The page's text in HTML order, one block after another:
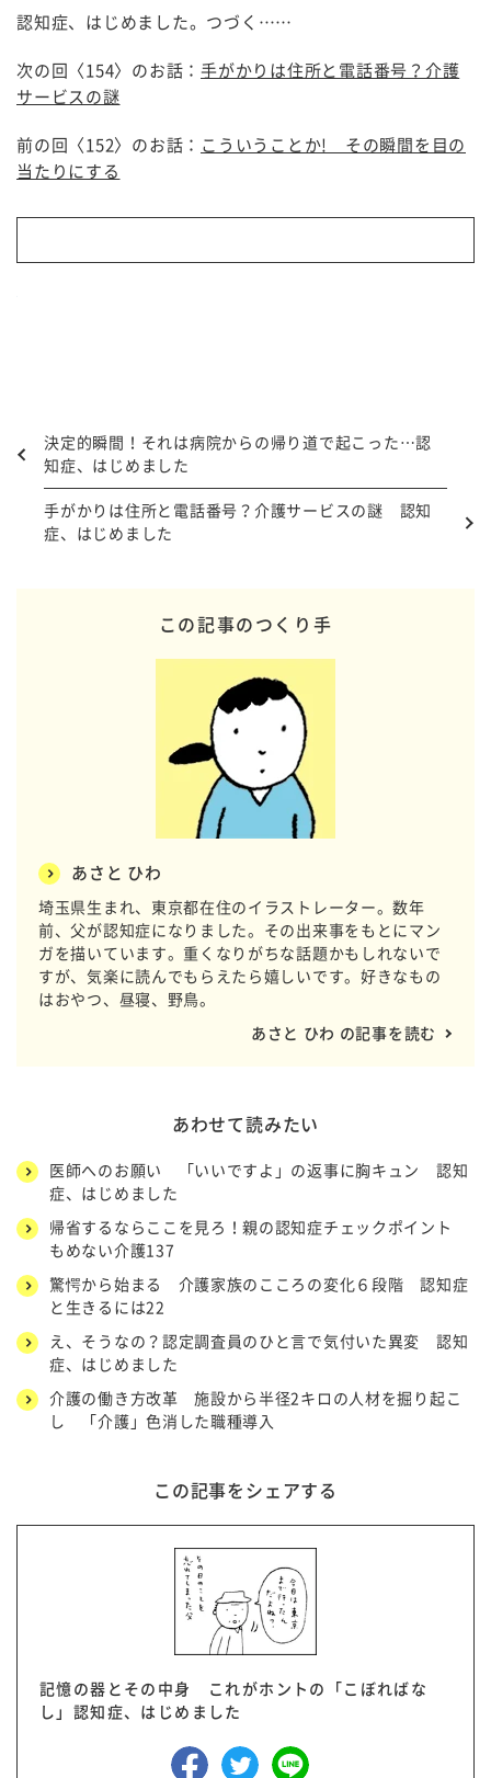
認知症、はじめました。つづく……
次の回〈154〉のお話： 手がかりは住所と電話番号？介護
サービスの謎
前の回〈152〉のお話： こういうことか! その瞬間を目の
当たりにする
決定的瞬間！それは病院からの帰り道で起こった…認
知症、はじめました
手がかりは住所と電話番号？介護サービスの謎 認知
症、はじめました
この記事のつくり手
あさと ひわ
埼玉県生まれ、東京都在住のイラストレーター。数年
前、父が認知症になりました。その出来事をもとにマン
ガを描いています。重くなりがちな話題かもしれないで
すが、気楽に読んでもらえたら嬉しいです。好きなもの
はおやつ、昼寝、野鳥。
あさと ひわ の記事を読む
あわせて読みたい
医師へのお願い 「いいですよ」の返事に胸キュン 認知
症、はじめました
帰省するならここを見ろ！親の認知症チェックポイント
もめない介護137
驚愕から始まる 介護家族のこころの変化６段階 認知症
と生きるには22
え、そうなの？認定調査員のひと言で気付いた異変 認知
症、はじめました
介護の働き方改革 施設から半径2キロの人材を掘り起こ
し 「介護」色消した職種導入
この記事をシェアする
記憶の器とその中身 これがホントの「こぼればな
し」認知症、はじめました